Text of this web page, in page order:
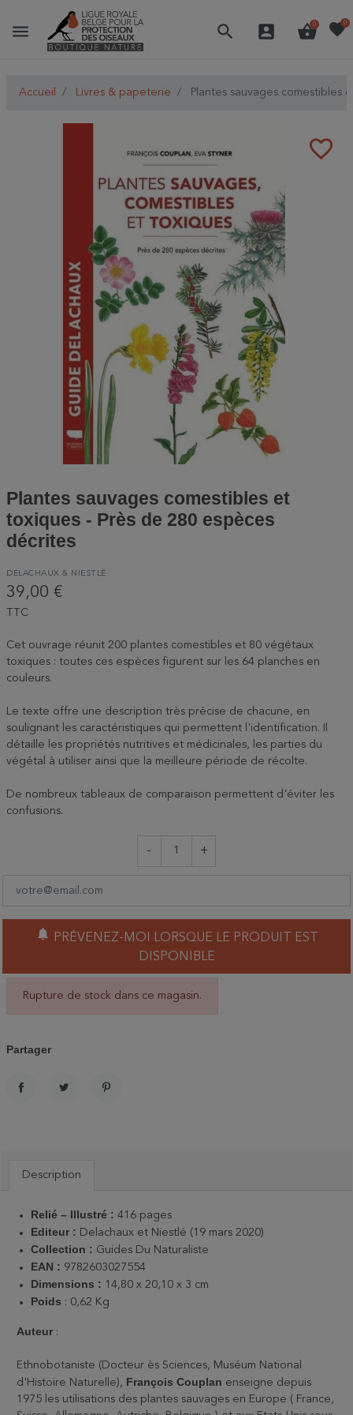
menu search account_box shopping_basket
0 favorite0
Accueil Livres & papeterie Plantes sauvages comestibles
favorite_border
Plantes sauvages comestibles et
toxiques - Près de 280 espèces
décrites
DELACHAUX & NIESTLÉ
39,00 €
TTC
Cet ouvrage réunit 200 plantes comestibles et 80 végétaux
toxiques : toutes ces espèces figurent sur les 64 planches en
couleurs.
Le texte offre une description très précise de chacune, en
soulignant les caractéristiques qui permettent l'identification. Il
détaille les propriétés nutritives et médicinales, les parties du
végétal à utiliser ainsi que la meilleure période de récolte.
De nombreux tableaux de comparaison permettent d'éviter les
confusions.
- +
notifications
DISPONIBLE
Rupture de stock dans ce magasin.
Partager
Description
Relié – Illustré : 416 pages
Editeur : Delachaux et Niestlé (19 mars 2020)
Collection : Guides Du Naturaliste
EAN : 9782603027554
Dimensions : 14,80 x 20,10 x 3 cm
Poids : 0,62 Kg
Auteur :
Ethnobotaniste (Docteur ès Sciences, Muséum National
d'Histoire Naturelle), François Couplan enseigne depuis
1975 les utilisations des plantes sauvages en Europe ( France,